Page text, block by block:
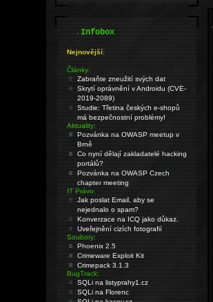
.Infobox
Nejnovější:
Články:
Zabraňte zneužití svých dat
Skrytí oprávnění v Androidu (CVE-
2019-2089)
Studie: Třetina českých e-shopů
má bezpečnostní problémy!
Aktuality:
Pozvánka na OWASP meetup v
Brně
Co nyní dělají zakladatelé hacking
portálů?
Pozvánka na OWASP Czech
chapter meeting
IT Právo:
Jak poslat Email, aby se
nejednalo o spam?
Konverzace na ICQ jako důkaz.
Uveřejnění cizích fotografií
Soubory:
Phoenix 2.5
Crimeware Exploit Kit
Crimepack 3.1.3
BugTrack:
SQLi na listyprahy1.cz
SQLi na Florenc